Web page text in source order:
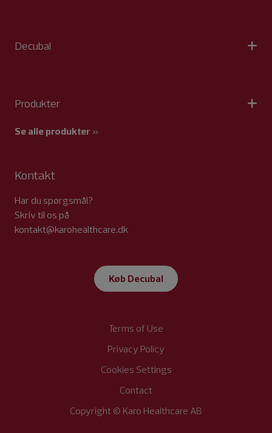
Decubal
Produkter
Se alle produkter »
Kontakt
Har du spørgsmål?
Skriv til os på
kontakt@karohealthcare.dk
Køb Decubal
Terms of Use
Privacy Policy
Cookies Settings
Contact
Copyright © Karo Healthcare AB